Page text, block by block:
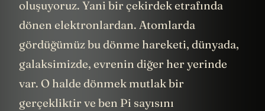
oluşuyoruz. Yani bir çekirdek etrafında
dönen elektronlardan. Atomlarda
gördüğümüz bu dönme hareketi, dünyada,
galaksimizde, evrenin diğer her yerinde
var. O halde dönmek mutlak bir
gerçekliktir ve ben Pi sayısını